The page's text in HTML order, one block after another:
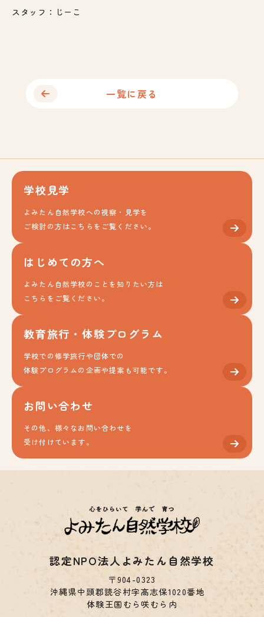
スタッフ：じーこ
一覧に戻る
学校見学
よみたん自然学校への視察・見学を
ご検討の方はこちらをご覧ください。
はじめての方へ
よみたん自然学校のことを知りたい方は
こちらをご覧ください。
教育旅行・体験プログラム
学校での修学旅行や団体での
体験プログラムの企画や提案も可能です。
お問い合わせ
その他、様々なお問い合わせを
受け付けています。
認定NPO法人よみたん自然学校
〒904-0323
沖縄県中頭郡読谷村字高志保1020番地
体験王国むら咲むら内